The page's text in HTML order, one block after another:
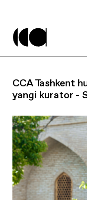
CCA Tashkent
yangi kurator -